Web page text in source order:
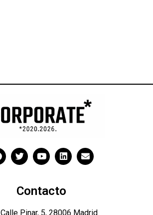
Contacto
Calle Pinar, 5, 28006 Madrid